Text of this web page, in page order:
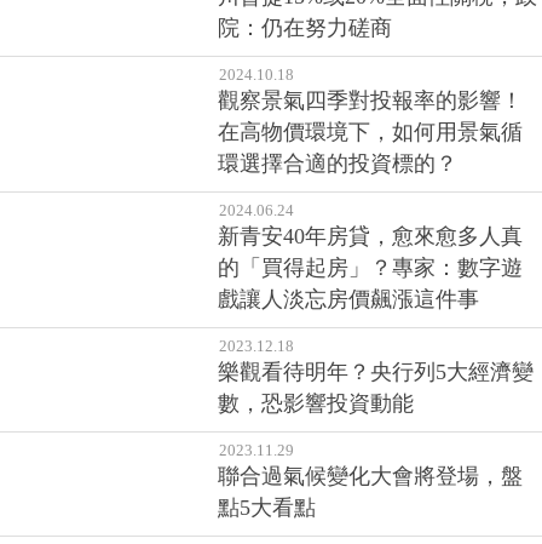
院：仍在努力磋商
2024.10.18
觀察景氣四季對投報率的影響！
在高物價環境下，如何用景氣循
環選擇合適的投資標的？
2024.06.24
新青安40年房貸，愈來愈多人真
的「買得起房」？專家：數字遊
戲讓人淡忘房價飆漲這件事
2023.12.18
樂觀看待明年？央行列5大經濟變
數，恐影響投資動能
2023.11.29
聯合過氣候變化大會將登場，盤
點5大看點